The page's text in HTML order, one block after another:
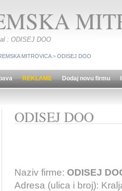
: ODISEJ DOO
MITROVICA> ODISEJ DOO
REKLAME Dodaj novu firmu
ODISEJ DOO
Naziv firme: ODISEJ
Adresa (ulica i broj):